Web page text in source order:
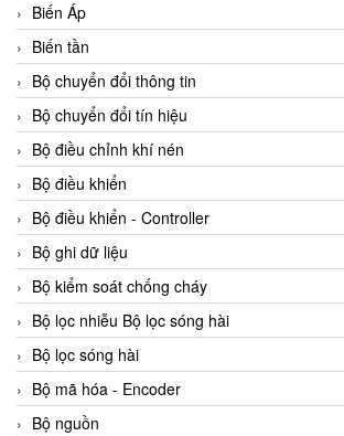
Biến Áp
Biến tần
Bộ chuyển đổi thông tin
Bộ chuyển đổi tín hiệu
Bộ điều chỉnh khí nén
Bộ điều khiển
Bộ điều khiển - Controller
Bộ ghi dữ liệu
Bộ kiểm soát chống cháy
Bộ lọc nhiễu Bộ lọc sóng hài
Bộ lọc sóng hài
Bộ mã hóa - Encoder
Bộ nguồn